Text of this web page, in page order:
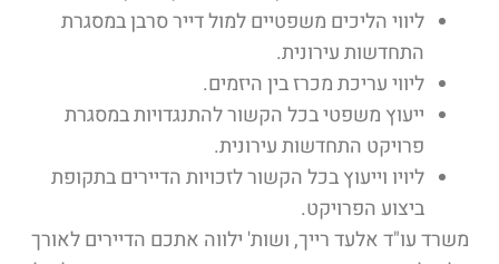
ליווי הליכים משפטיים למול דייר סרבן במסגרת
התחדשות עירונית.
ליווי עריכת מכרז בין היזמים.
ייעוץ משפטי בכל הקשור להתנגדויות במסגרת
פרויקט התחדשות עירונית.
ליויו וייעוץ בכל הקשור לזכויות הדיירים בתקופת
ביצוע הפרויקט.
משרד עו"ד אלעד רייך, ושות' ילווה אתכם הדיירים לאורך